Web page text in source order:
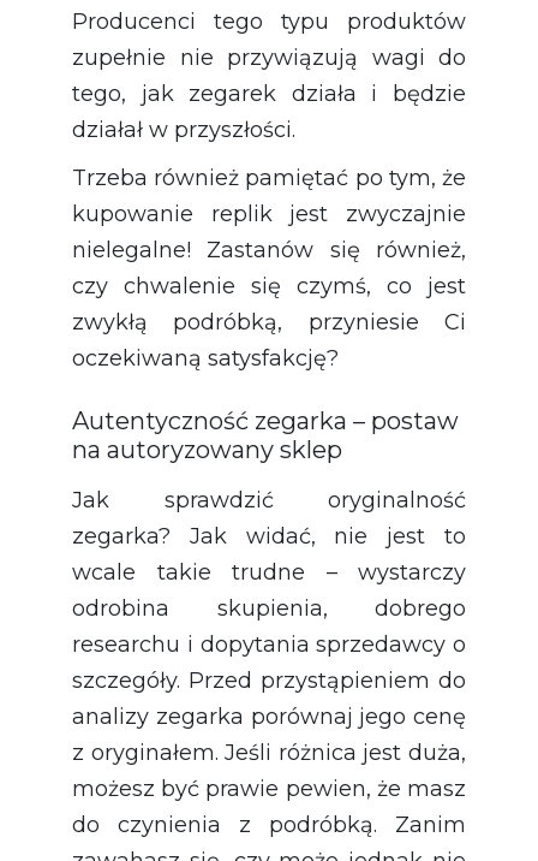
Producenci tego typu produktów
zupełnie nie przywiązują wagi do
tego, jak zegarek działa i będzie
działał w przyszłości.
Trzeba również pamiętać po tym, że
kupowanie replik jest zwyczajnie
nielegalne! Zastanów się również,
czy chwalenie się czymś, co jest
zwykłą podróbką, przyniesie Ci
oczekiwaną satysfakcję?
Autentyczność zegarka – postaw
na autoryzowany sklep
Jak sprawdzić oryginalność
zegarka? Jak widać, nie jest to
wcale takie trudne – wystarczy
odrobina skupienia, dobrego
researchu i dopytania sprzedawcy o
szczegóły. Przed przystąpieniem do
analizy zegarka porównaj jego cenę
z oryginałem. Jeśli różnica jest duża,
możesz być prawie pewien, że masz
do czynienia z podróbką. Zanim